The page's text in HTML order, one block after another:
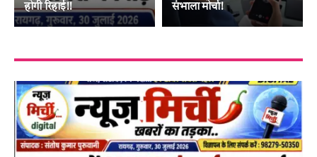
होगी रिहाई!!
संभाला मोर्चा!